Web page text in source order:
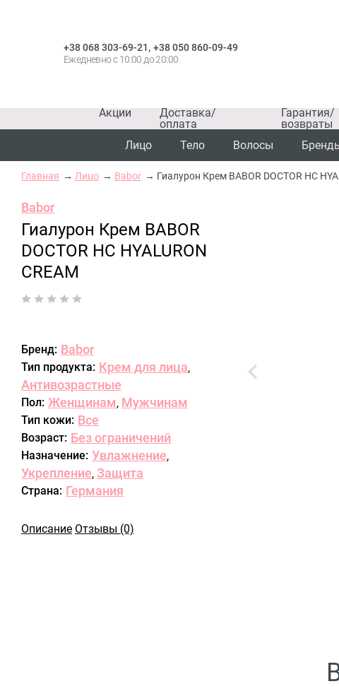
+38 068 303-69-21, +38 050 860-09-49
Ежедневно с 10:00 до 20:00
Акции
Доставка/
оплата
Гарантия/
возвраты
Лицо
Тело Волосы
Главная Лицо Babor Гиалурон Крем BABOR DOCTOR HC
Babor
Гиалурон Крем BABOR
DOCTOR HC HYALURON
CREAM
Бренд: Babor
Тип продукта: Крем для лица,
Антивозрастные
Пол: Женщинам, Мужчинам
Тип кожи: Все
Возраст: Без ограничений
Назначение: Увлажнение,
Укрепление, Защита
Страна: Германия
Описание Отзывы (0)